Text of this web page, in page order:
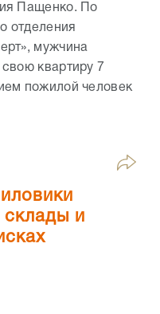
Пащенко. По
отделения
мужчина
квартиру 7
пожилой человек
и